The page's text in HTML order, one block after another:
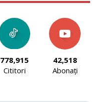
778,915
Cititori
42,518
Abonați